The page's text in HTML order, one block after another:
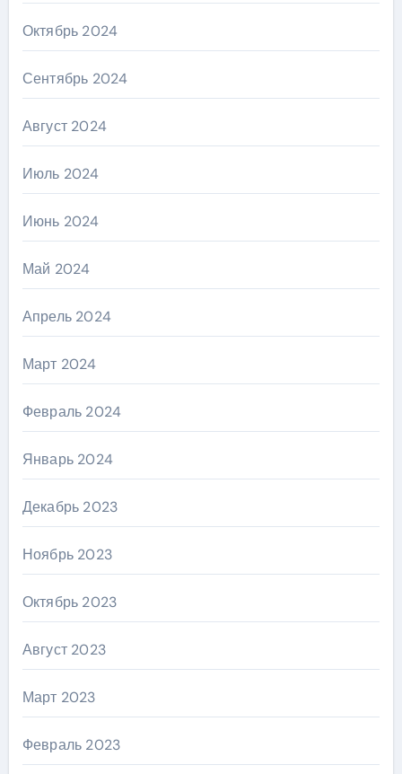
Октябрь 2024
Сентябрь 2024
Август 2024
Июль 2024
Июнь 2024
Май 2024
Апрель 2024
Март 2024
Февраль 2024
Январь 2024
Декабрь 2023
Ноябрь 2023
Октябрь 2023
Август 2023
Март 2023
Февраль 2023